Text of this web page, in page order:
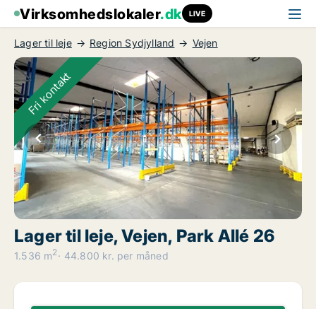
Virksomhedslokaler.dk LIVE
Lager til leje Region Sydjylland Vejen
Fri kontakt
Lager til leje, Vejen, Park Allé 26
1.536 m2 44.800 kr. per måned